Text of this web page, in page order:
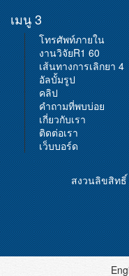
เมนู 3
โทรศัพท์ภายใน
งานวิจัยR1 60
เส้นทางการเลิกยา 4
อัลบั้มรูป
คลิป
คำถามที่พบบ่อย
เกี่ยวกับเรา
ติดต่อเรา
เว็บบอร์ด
สงวนลิขสิทธิ์